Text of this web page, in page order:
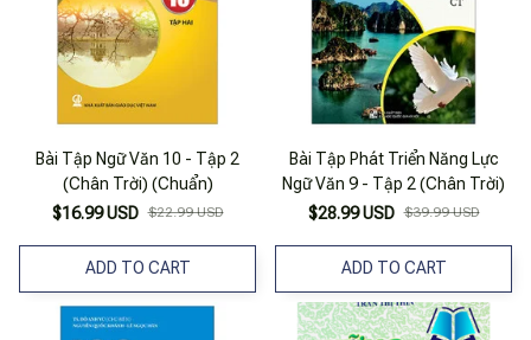
Bài Tập Ngữ Văn 10 - Tập 2
(Chân Trời) (Chuẩn)
$16.99 USD $22.99 USD
ADD TO CART
Bài Tập Phát Triển Năng Lực
Ngữ Văn 9 - Tập 2 (Chân Trời)
$28.99 USD $39.99 USD
ADD TO CART